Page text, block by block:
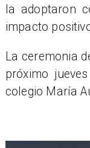
la adoptaron
impacto
La ceremonia
próximo
colegio María